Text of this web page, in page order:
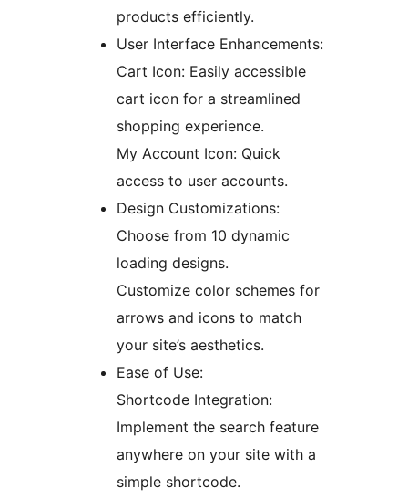
products efficiently.
User Interface Enhancements:
Cart Icon: Easily accessible
cart icon for a streamlined
shopping experience.
My Account Icon: Quick
access to user accounts.
Design Customizations:
Choose from 10 dynamic
loading designs.
Customize color schemes for
arrows and icons to match
your site’s aesthetics.
Ease of Use:
Shortcode Integration:
Implement the search feature
anywhere on your site with a
simple shortcode.